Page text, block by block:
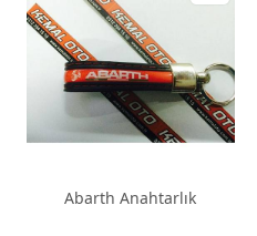
Abarth Anahtarlık